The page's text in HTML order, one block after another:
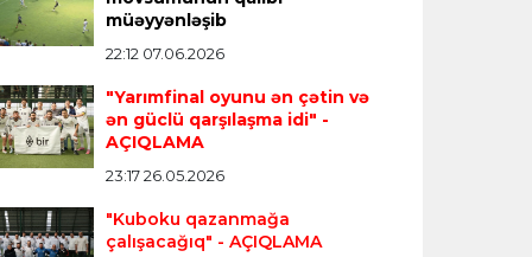
argentinalı futbolçusunu
icarəyə göndərdi
22:57 07.08.2026
Zinəddin Zidanın oğlu ilə
ayırdı
müəyyənləşib
22:12 07.06.2026
"Yarımfinal oyunu ən çətin və
ən güclü qarşılaşma idi" -
AÇIQLAMA
23:17 26.05.2026
"Kuboku qazanmağa
çalışacağıq" - AÇIQLAMA